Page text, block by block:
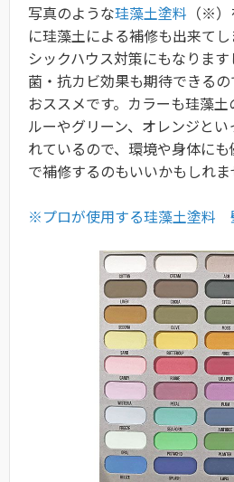
写真のような珪藻土塗料 （※
に珪藻土による補修も出来て
シックハウス対策にもなりま
菌・抗カビ効果も期待できる
おススメです。カラーも珪藻
ルーやグリーン、オレンジと
れているので、環境や身体に
で補修するのもいいかもしれま
※プロが使用する珪藻土塗料